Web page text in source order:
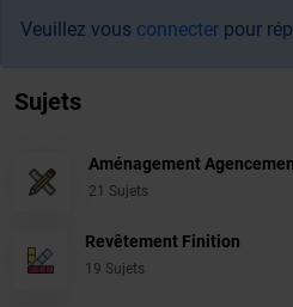
Veuillez vous connecter pour
Sujets
Aménagement
21 Sujets
Revêtement Finition
19 Sujets